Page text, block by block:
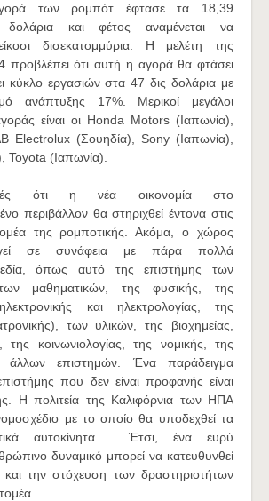
των ρομπότ έφτασε τα 18,39
δολάρια και φέτος αναμένεται να
δισεκατομμύρια. Η μελέτη της
προβλέπει ότι αυτή η αγορά θα φτάσει
κύκλο εργασιών στα 47 δις δολάρια με
ανάπτυξης 17%. Μερικοί μεγάλοι
είναι οι Honda Motors (Ιαπωνία),
Electrolux (Σουηδία), Sony (Ιαπωνία),
Toyota (Ιαπωνία).
ότι η νέα οικονομία στο
περιβάλλον θα στηριχθεί έντονα στις
τομέα της ρομποτικής. Ακόμα, ο χώρος
σε συνάφεια με πάρα πολλά
όπως αυτό της επιστήμης των
μαθηματικών, της φυσικής, της
και ηλεκτρολογίας, της
των υλικών, της βιοχημείας,
της κοινωνιολογίας, της νομικής, της
άλλων επιστημών. Ένα παράδειγμα
που δεν είναι προφανής είναι
Η πολιτεία της Καλιφόρνια των ΗΠΑ
με το οποίο θα υποδεχθεί τα
αυτοκίνητα . Έτσι, ένα ευρύ
δυναμικό μπορεί να κατευθυνθεί
την στόχευση των δραστηριοτήτων